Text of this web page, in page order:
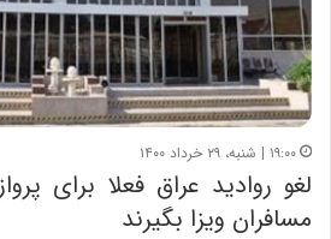
۱۹:۰۰ | شنبه، ۲۹ خرداد ۱۴۰۰
لغو روادید عراق فعلا برای
مسافران ویزا بگیرند